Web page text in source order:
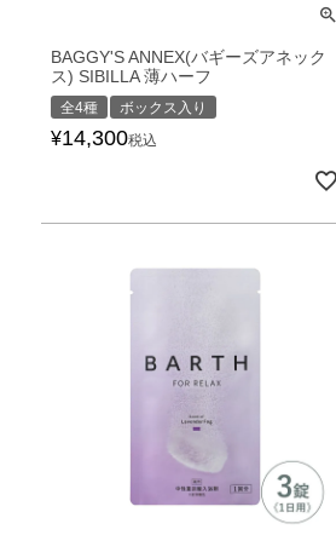
BAGGY'S ANNEX(バギーズアネック
ス) SIBILLA 薄ハーフ
全4種 ボックス入り
¥14,300税込